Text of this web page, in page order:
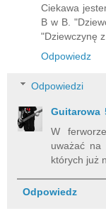
Ciekawa
B w B.
"Dziewczynę
Odpowiedz
Odpowiedzi
Guitarowa
W
uważać na
których już
Odpowiedz